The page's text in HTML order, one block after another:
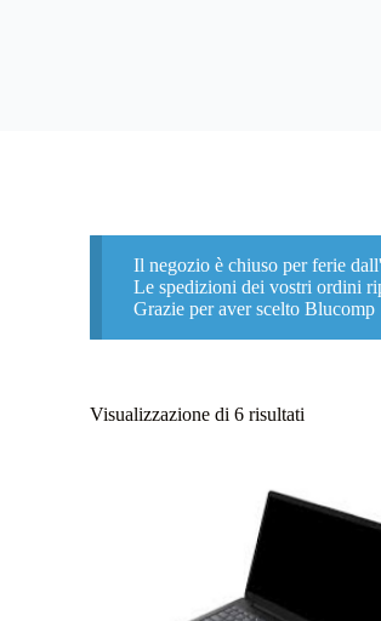
Il negozio è chiuso per ferie
Le spedizioni dei vostri ordini
Grazie per aver scelto Blucomp
Visualizzazione di 6 risultatiOrdina
più
recente